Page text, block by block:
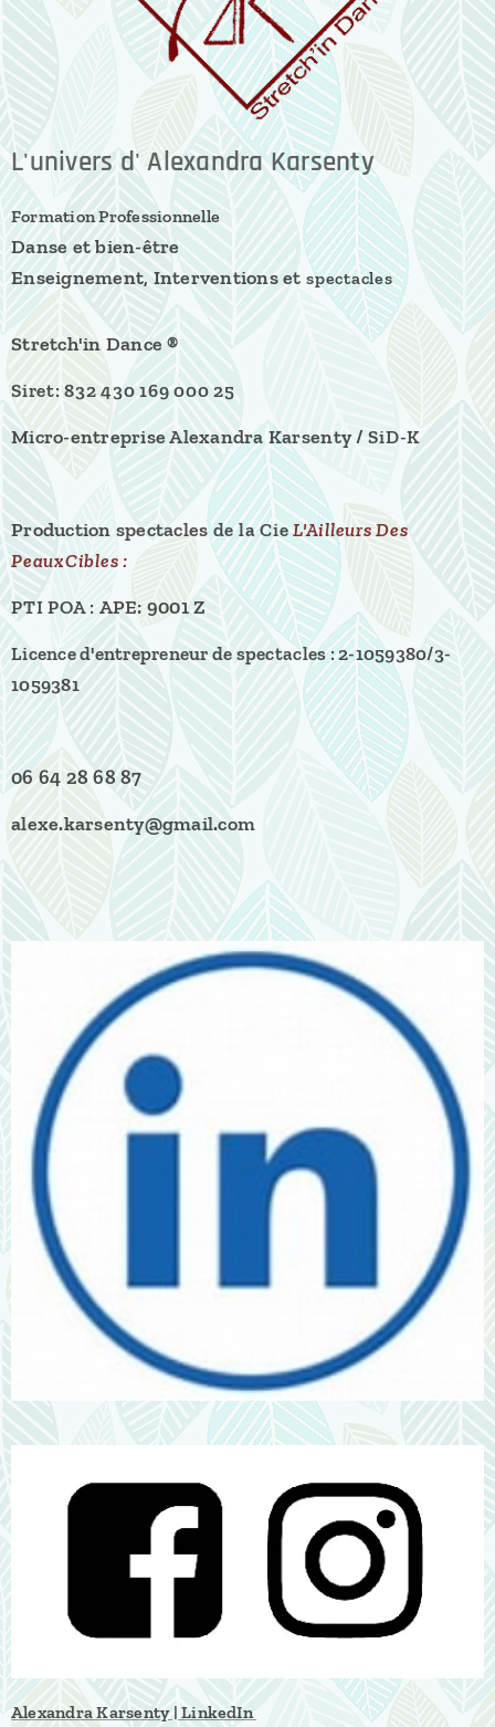
L'univers d' Alexandra Karsenty
Formation Professionnelle
Danse et bien-être
Enseignement, Interventions et spectacles
Stretch'in Dance ®
Siret: 832 430 169 000 25
Micro-entreprise Alexandra Karsenty / SiD-K
Production spectaclesde laCieL'Ailleurs Des
PeauxCibles :
PTI POA : APE: 9001 Z
Licence d'entrepreneur de spectacles :2-1059380/3-
1059381
06 64 28 68 87
alexe.karsenty@gmail.com
Alexandra Karsenty | LinkedIn